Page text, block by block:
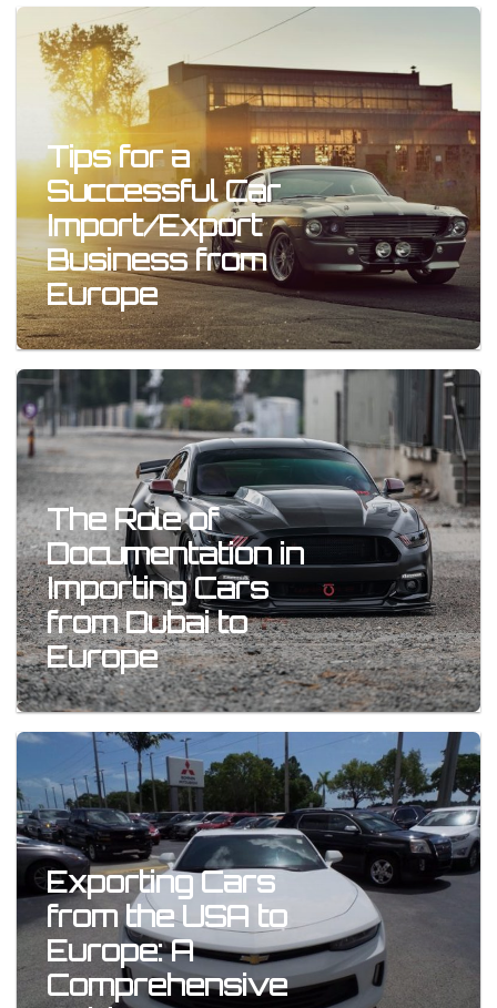
Tips for a
Successful Car
Import/Export
Business from
Europe
The Role of
Documentation in
Importing Cars
from Dubai to
Europe
Exporting Cars
from the USA to
Europe: A
Comprehensive